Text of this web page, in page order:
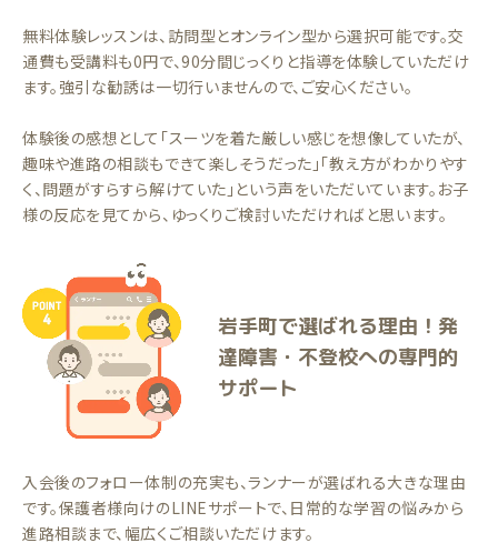
無料体験レッスンは、訪問型とオンライン型から選択可能です。交
通費も受講料も0円で、90分間じっくりと指導を体験していただけ
ます。強引な勧誘は一切行いませんので、ご安心ください。
体験後の感想として「スーツを着た厳しい感じを想像していたが、
趣味や進路の相談もできて楽しそうだった」「教え方がわかりやす
く、問題がすらすら解けていた」という声をいただいています。お子
様の反応を見てから、ゆっくりご検討いただければと思います。
岩手町で選ばれる理由！発
達障害・不登校への専門的
サポート
入会後のフォロー体制の充実も、ランナーが選ばれる大きな理由
です。保護者様向けのLINEサポートで、日常的な学習の悩みから
進路相談まで、幅広くご相談いただけます。